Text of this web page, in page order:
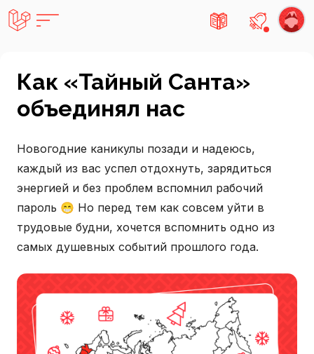
Есть не
Как «Тайный Санта»
объединял нас
Новогодние каникулы позади и надеюсь,
каждый из вас успел отдохнуть, зарядиться
энергией и без проблем вспомнил рабочий
пароль 😁 Но перед тем как совсем уйти в
трудовые будни, хочется вспомнить одно из
самых душевных событий прошлого года.